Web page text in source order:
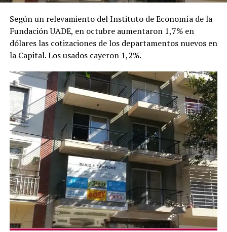
Según un relevamiento del Instituto de Economía de la
Fundación UADE, en octubre aumentaron 1,7% en
dólares las cotizaciones de los departamentos nuevos en
la Capital. Los usados cayeron 1,2%.